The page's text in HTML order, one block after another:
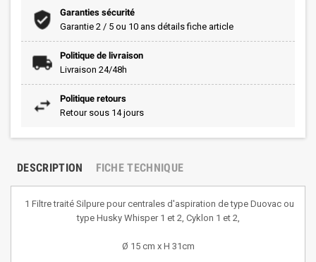
Garanties sécurité
Garantie 2 / 5 ou 10 ans détails fiche article
Politique de livraison
Livraison 24/48h
Politique retours
Retour sous 14 jours
DESCRIPTION FICHE TECHNIQUE
1 Filtre traité Silpure pour centrales d'aspiration de type Duovac ou
type Husky Whisper 1 et 2, Cyklon 1 et 2,
Ø 15 cm x H 31cm